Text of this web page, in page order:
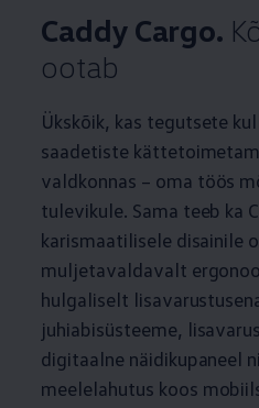
Caddy Cargo.
ootab
Ükskõik, kas tegutsete
saadetiste
valdkonnas – oma töös
tulevikule. Sama teeb ka
karismaatilisele disainile
muljetavaldavalt
hulgaliselt
juhiabisüsteeme,
digitaalne näidikupaneel
meelelahutus koos